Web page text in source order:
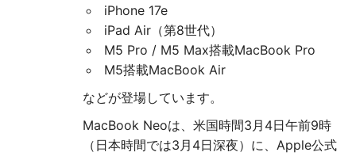
iPhone 17e
iPad Air（第8世代）
M5 Pro / M5 Max搭載MacBook Pro
M5搭載MacBook Air
などが登場しています。
MacBook Neoは、米国時間3月4日午前9時
（日本時間では3月4日深夜）に、Apple公式